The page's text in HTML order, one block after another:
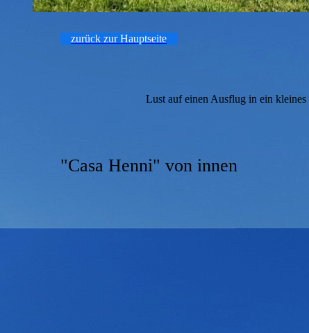
zurück zur Hauptseite
Lust auf einen Ausflug in ein
"Casa Henni" von innen